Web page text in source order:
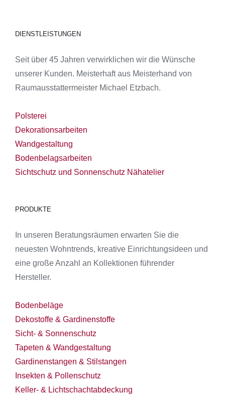
DIENSTLEISTUNGEN
Seit über 45 Jahren verwirklichen wir die Wünsche
unserer Kunden. Meisterhaft aus Meisterhand von
Raumausstattermeister Michael Etzbach.
Polsterei
Dekorationsarbeiten
Wandgestaltung
Bodenbelagsarbeiten
Sichtschutz und Sonnenschutz Nähatelier
PRODUKTE
In unseren Beratungsräumen erwarten Sie die
neuesten Wohntrends, kreative Einrichtungsideen und
eine große Anzahl an Kollektionen führender
Hersteller.
Bodenbeläge
Dekostoffe & Gardinenstoffe
Sicht- & Sonnenschutz
Tapeten & Wandgestaltung
Gardinenstangen & Stilstangen
Insekten & Pollenschutz
Keller- & Lichtschachtabdeckung